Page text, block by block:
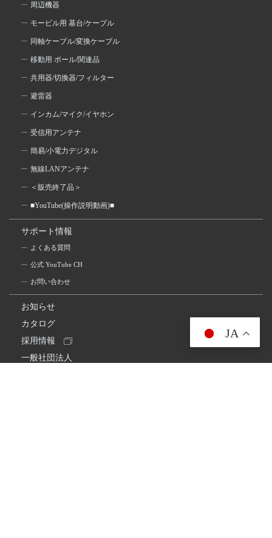
周辺機器
モービル用 基台/ケーブル
同軸ケーブル/変換ケーブル
移動用 ポール/関連品
共用器/切換器/フィルター
避雷器
インカム/マイク/イヤホン
受信用アンテナ
簡易/小電力デジタル
無線LANアンテナ
＜販売終了品＞
■YouTube(操作説明動画)■
サポート情報
よくある質問
公式 YouTube CH
お問い合わせ
お知らせ
カタログ
採用情報
一般社団法人
JA